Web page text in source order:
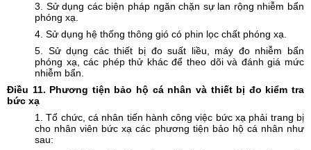
3. Sử dụng các biện pháp ngăn chặn sự lan rộng nhiễm bẩn
phóng xạ.
4. Sử dụng hệ thống thông gió có phin lọc chất phóng xạ.
5. Sử dụng các thiết bị đo suất liều, máy đo nhiễm bẩn
phóng xạ, các phép thử khác để theo dõi và đánh giá mức
nhiễm bẩn.
Điều 11. Phương tiện bảo hộ cá nhân và thiết bị đo kiểm tra
bức xạ
1. Tổ chức, cá nhân tiến hành công việc bức xạ phải trang bị
cho nhân viên bức xạ các phương tiện bảo hộ cá nhân như
sau: